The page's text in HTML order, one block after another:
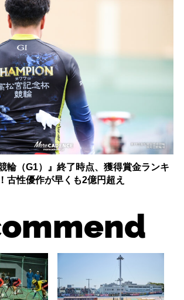
輪（G1）』終了時点、獲得賞金ランキ
古性優作が早くも2億円超え